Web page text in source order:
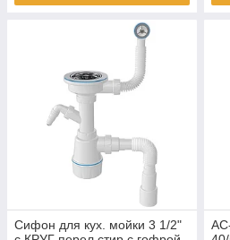
Сифон для кух. мойки 3 1/2"